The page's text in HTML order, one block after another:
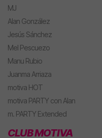
MJ
Alan González
Jesús Sánchez
Mel Pescuezo
Manu Rubio
Juanma Arriaza
motiva HOT
motiva PARTY con Alan
m. PARTY Extended
CLUB MOTIVA